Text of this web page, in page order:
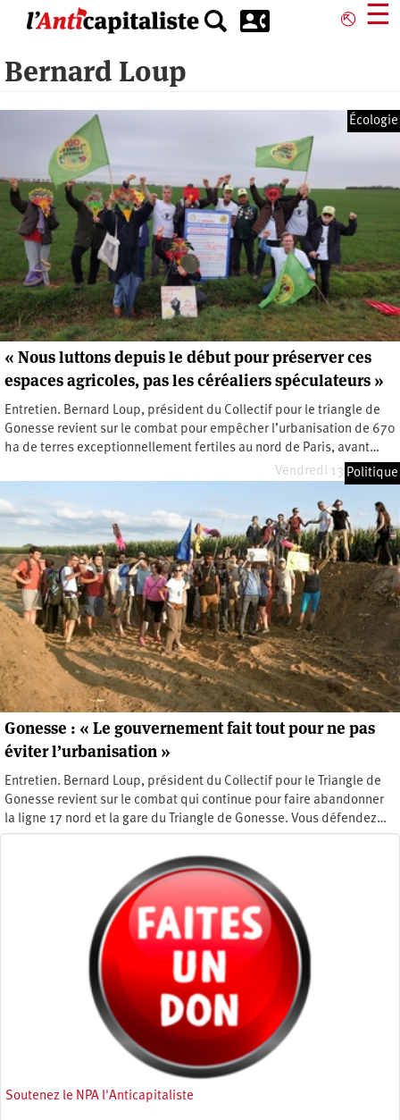
principal
⎋ ☰
Bernard Loup
Écologie
« Nous luttons depuis le début pour préserver ces
espaces agricoles, pas les céréaliers spéculateurs »
Entretien. Bernard Loup, président du Collectif pour le triangle de
Gonesse revient sur le combat pour empêcher l’urbanisation de 670
ha de terres exceptionnellement fertiles au nord de Paris, avant…
Vendredi 13 juin 2025
Politique
Gonesse : « Le gouvernement fait tout pour ne pas
éviter l’urbanisation »
Entretien. Bernard Loup, président du Collectif pour le Triangle de
Gonesse revient sur le combat qui continue pour faire abandonner
la ligne 17 nord et la gare du Triangle de Gonesse. Vous défendez…
Soutenez le NPA l'Anticapitaliste